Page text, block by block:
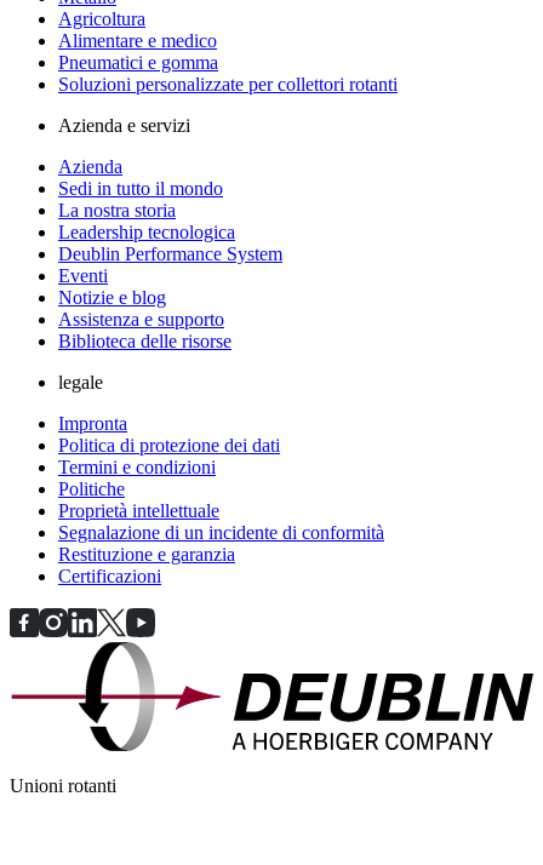
Agricoltura
Alimentare e medico
Pneumatici e gomma
Soluzioni personalizzate per collettori rotanti
Azienda e servizi
Azienda
Sedi in tutto il mondo
La nostra storia
Leadership tecnologica
Deublin Performance System
Eventi
Notizie e blog
Assistenza e supporto
Biblioteca delle risorse
legale
Impronta
Politica di protezione dei dati
Termini e condizioni
Politiche
Proprietà intellettuale
Segnalazione di un incidente di conformità
Restituzione e garanzia
Certificazioni
Unioni rotanti